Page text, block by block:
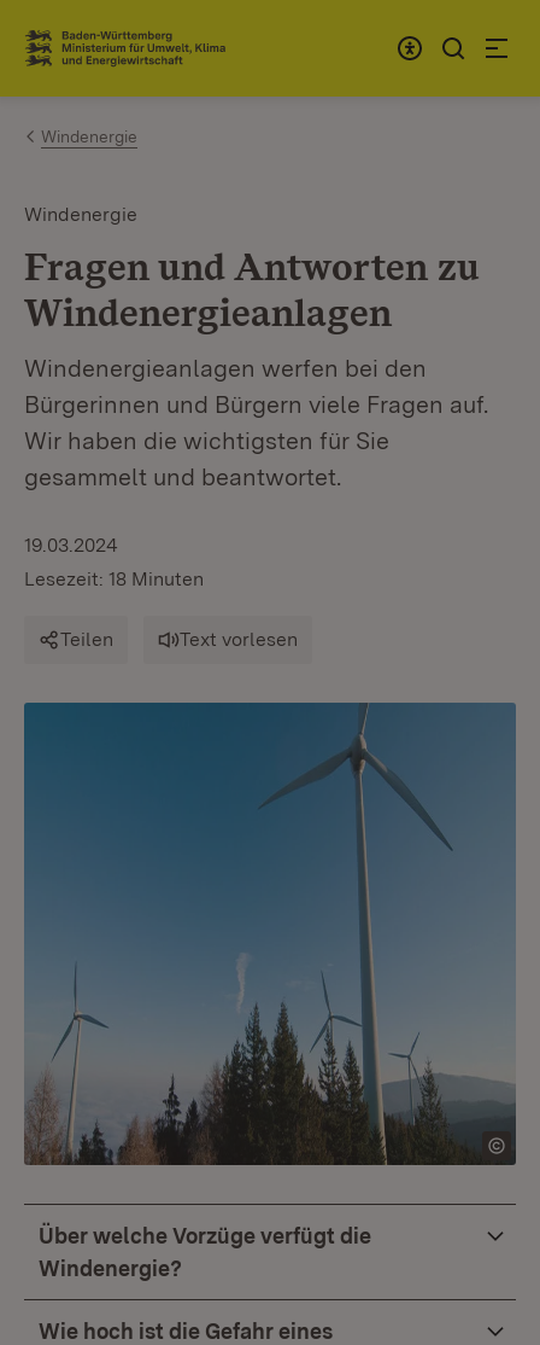
Zum Inhalt springen
Link zur Startseite
Windenergie
Windenergie
Fragen und Antworten zu
Windenergieanlagen
Windenergieanlagen werfen bei den
Bürgerinnen und Bürgern viele Fragen auf.
Wir haben die wichtigsten für Sie
gesammelt und beantwortet.
19.03.2024
Lesezeit: 18 Minuten
Teilen Text vorlesen
Über welche Vorzüge verfügt die
Windenergie?
Wie hoch ist die Gefahr eines